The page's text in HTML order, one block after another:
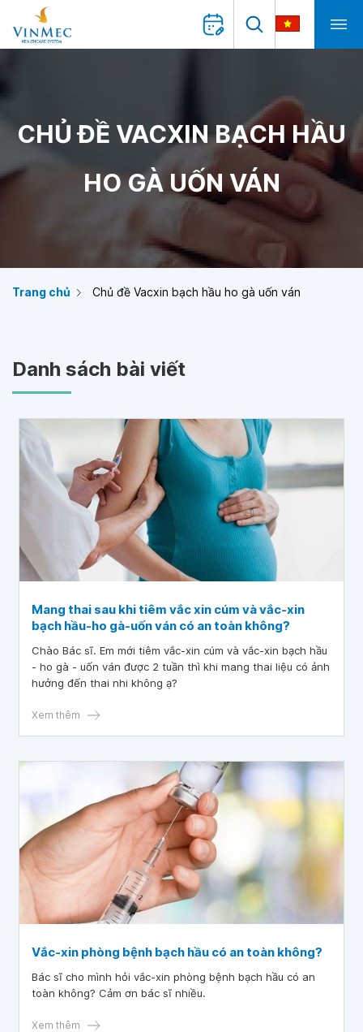
CHỦ ĐỀ VACXIN BẠCH HẦU
HO GÀ UỐN VÁN
Trang chủ Chủ đề Vacxin bạch hầu ho gà uốn ván
Danh sách bài viết
Mang thai sau khi tiêm vắc xin cúm và vắc-xin
bạch hầu-ho gà-uốn ván có an toàn không?
Chào Bác sĩ. Em mới tiêm vắc-xin cúm và vắc-xin bạch hầu
- ho gà - uốn ván được 2 tuần thì khi mang thai liệu có ảnh
hưởng đến thai nhi không ạ?
Xem thêm
Vắc-xin phòng bệnh bạch hầu có an toàn không?
Bác sĩ cho mình hỏi vắc-xin phòng bệnh bạch hầu có an
toàn không? Cảm ơn bác sĩ nhiều.
Xem thêm